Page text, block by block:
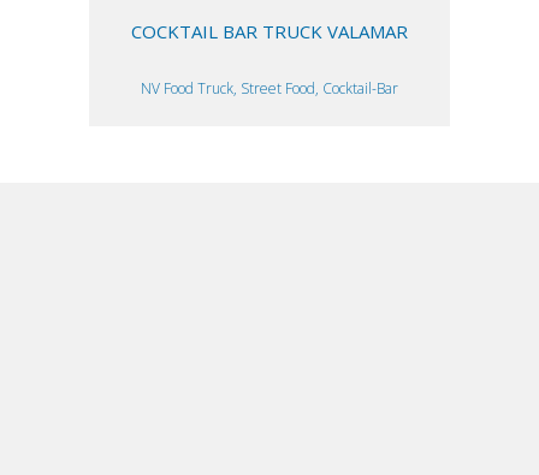
COCKTAIL BAR TRUCK VALAMAR
NV Food Truck, Street Food, Cocktail-Bar